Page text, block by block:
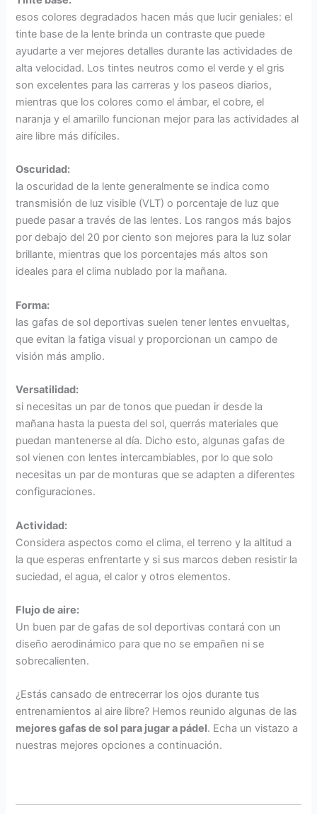
esos colores degradados hacen más que lucir geniales: el
tinte base de la lente brinda un contraste que puede
ayudarte a ver mejores detalles durante las actividades de
alta velocidad. Los tintes neutros como el verde y el gris
son excelentes para las carreras y los paseos diarios,
mientras que los colores como el ámbar, el cobre, el
naranja y el amarillo funcionan mejor para las actividades al
aire libre más difíciles.
Oscuridad:
la oscuridad de la lente generalmente se indica como
transmisión de luz visible (VLT) o porcentaje de luz que
puede pasar a través de las lentes. Los rangos más bajos
por debajo del 20 por ciento son mejores para la luz solar
brillante, mientras que los porcentajes más altos son
ideales para el clima nublado por la mañana.
Forma:
las gafas de sol deportivas suelen tener lentes envueltas,
que evitan la fatiga visual y proporcionan un campo de
visión más amplio.
Versatilidad:
si necesitas un par de tonos que puedan ir desde la
mañana hasta la puesta del sol, querrás materiales que
puedan mantenerse al día. Dicho esto, algunas gafas de
sol vienen con lentes intercambiables, por lo que solo
necesitas un par de monturas que se adapten a diferentes
configuraciones.
Actividad:
Considera aspectos como el clima, el terreno y la altitud a
la que esperas enfrentarte y si sus marcos deben resistir la
suciedad, el agua, el calor y otros elementos.
Flujo de aire:
Un buen par de gafas de sol deportivas contará con un
diseño aerodinámico para que no se empañen ni se
sobrecalienten.
¿Estás cansado de entrecerrar los ojos durante tus
entrenamientos al aire libre? Hemos reunido algunas de las
mejores gafas de sol para jugar a pádel. Echa un vistazo a
nuestras mejores opciones a continuación.